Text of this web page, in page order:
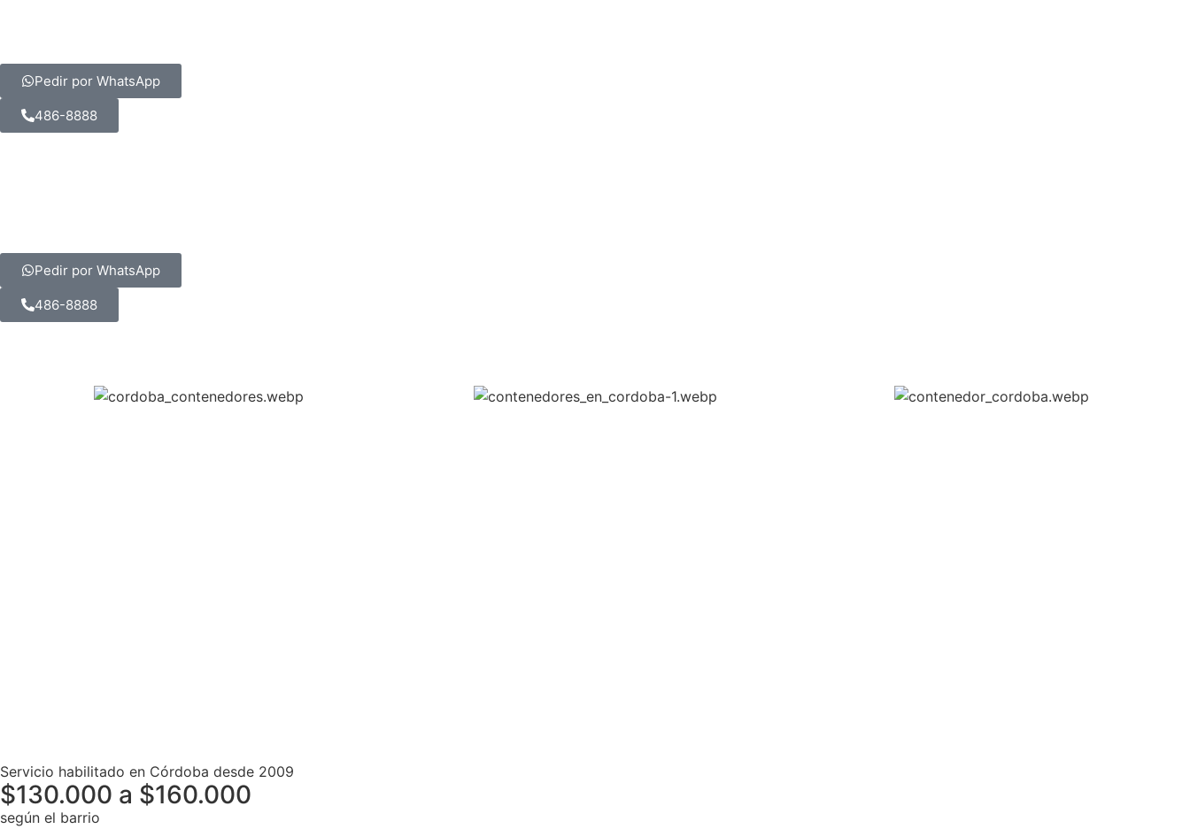
Pedir por WhatsApp
486-8888
Pedir por WhatsApp
486-8888
Servicio habilitado en Córdoba desde 2009
$130.000 a $160.000
según el barrio